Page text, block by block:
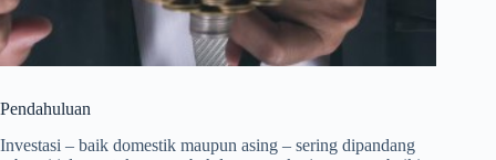
Pendahuluan
Investasi – baik domestik maupun asing – sering dipandang